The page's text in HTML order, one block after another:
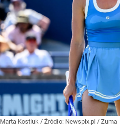
Marta Kostiuk / Źródło: Newspix.pl / Zuma